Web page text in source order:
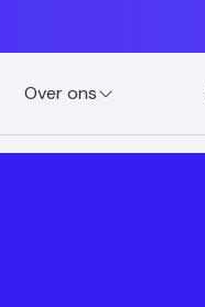
Over ons